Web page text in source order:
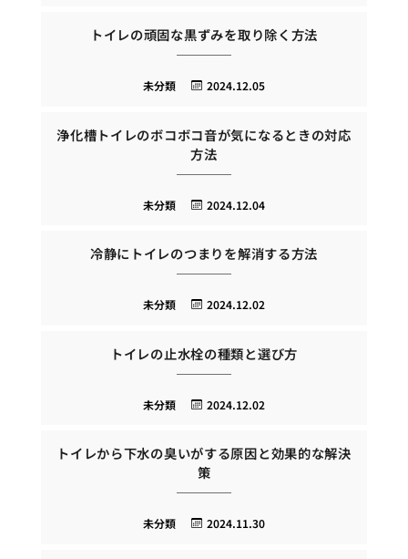
トイレの頑固な黒ずみを取り除く方法
2024.12.05
未分類
浄化槽トイレのボコボコ音が気になるときの対応
方法
2024.12.04
未分類
冷静にトイレのつまりを解消する方法
2024.12.02
未分類
トイレの止水栓の種類と選び方
2024.12.02
未分類
トイレから下水の臭いがする原因と効果的な解決
策
2024.11.30
未分類